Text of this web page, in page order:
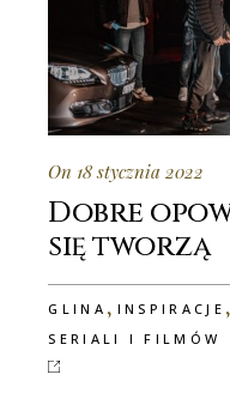
On 18 stycznia 2022
Dobre
się tworzą
GLINA , INSPIRACJE ,
SERIALI I FILMÓW